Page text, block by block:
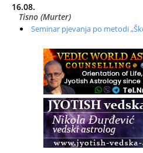
16.08.
Tisno (Murter)
Seminar pjevanja po metodi
Radionica: Pomagači iz drugih
Zagreb+Online
Osnovni ThetaHealing® tečaj,
Access BARS®, otpusti stres